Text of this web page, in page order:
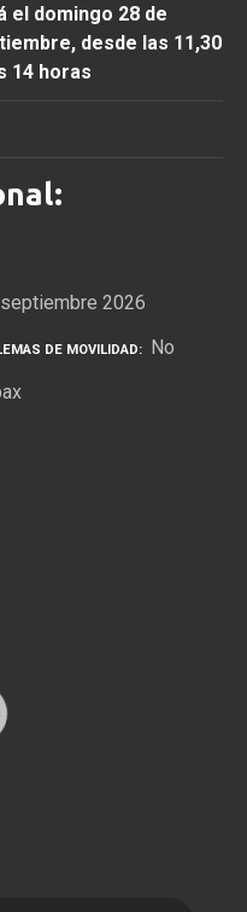
el domingo 28 de
desde las 11,30
14 horas
2026
DE MOVILIDAD No